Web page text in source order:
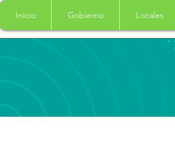
Inicio Gobierno Locales